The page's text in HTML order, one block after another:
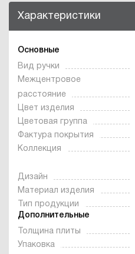
Характеристики
Основные
Вид ручки
Межцентровое
расстояние
Цвет изделия
Цветовая группа
Фактура покрытия
Коллекция
Дизайн
Материал изделия
Тип продукции
Дополнительные
Толщина плиты
Упаковка